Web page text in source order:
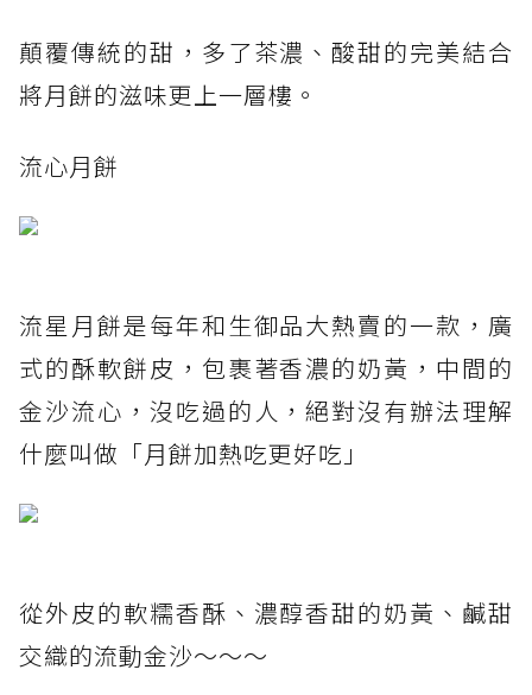
顛覆傳統的甜，多了茶濃、酸甜的完美結合
將月餅的滋味更上一層樓。
流心月餅
流星月餅是每年和生御品大熱賣的一款，廣
式的酥軟餅皮，包裹著香濃的奶黃，中間的
金沙流心，沒吃過的人，絕對沒有辦法理解
什麼叫做「月餅加熱吃更好吃」
從外皮的軟糯香酥、濃醇香甜的奶黃、鹹甜
交織的流動金沙～～～